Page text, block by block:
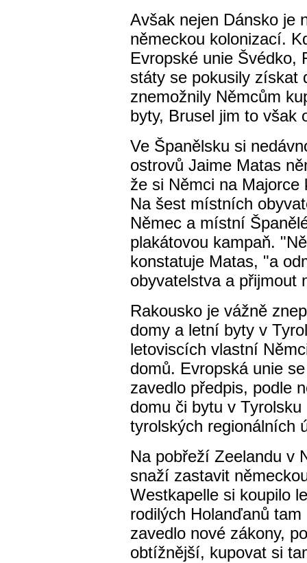
Avšak nejen Dánsko je
německou kolonizací.
Evropské unie Švédko,
státy se pokusily získat
znemožnily Němcům
byty, Brusel jim to však
Ve Španělsku si
ostrovů Jaime Matas
že si Němci na
Na šest místních
Němec a místní
plakátovou kampaň.
konstatuje Matas, "a
obyvatelstva a přijmout
Rakousko je vážně
domy a letní byty v
letoviscích vlastní
domů. Evropská unie
zavedlo předpis, podle
domu či bytu v
tyrolských regionálních
Na pobřeží Zeelandu v
snaží zastavit
Westkapelle si koupilo
rodilých Holanďanů
zavedlo nové zákony,
obtížnější, kupovat si